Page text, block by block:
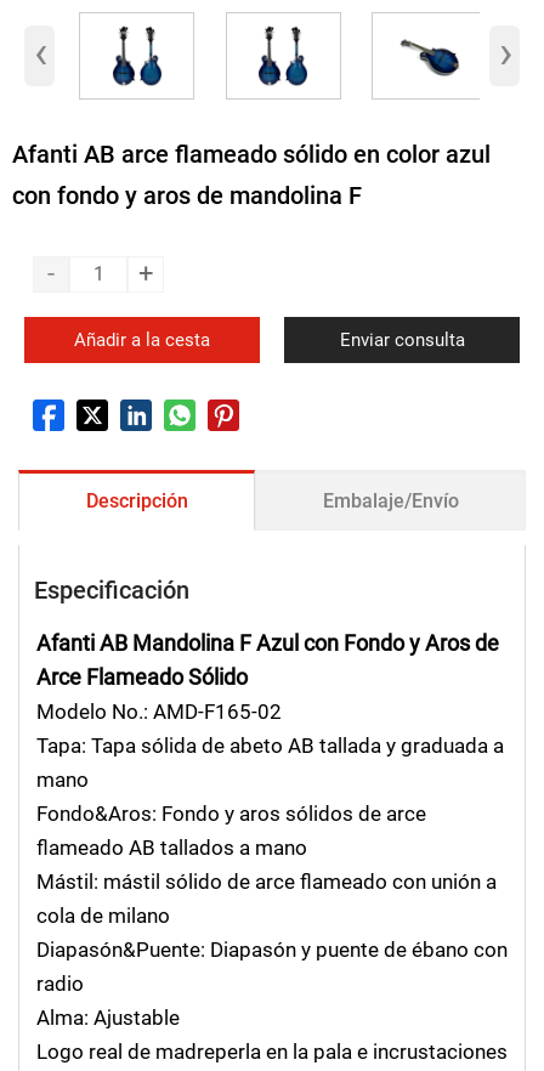
‹ ›
Afanti AB arce flameado sólido en color azul
con fondo y aros de mandolina F
- +
Añadir a la cesta Enviar consulta
Descripción Embalaje/Envío
Especificación
Afanti AB Mandolina F Azul con Fondo y Aros de
Arce Flameado Sólido
Modelo No.: AMD-F165-02
Tapa: Tapa sólida de abeto AB tallada y graduada a
mano
Fondo&Aros: Fondo y aros sólidos de arce
flameado AB tallados a mano
Mástil: mástil sólido de arce flameado con unión a
cola de milano
Diapasón&Puente: Diapasón y puente de ébano con
radio
Alma: Ajustable
Logo real de madreperla en la pala e incrustaciones